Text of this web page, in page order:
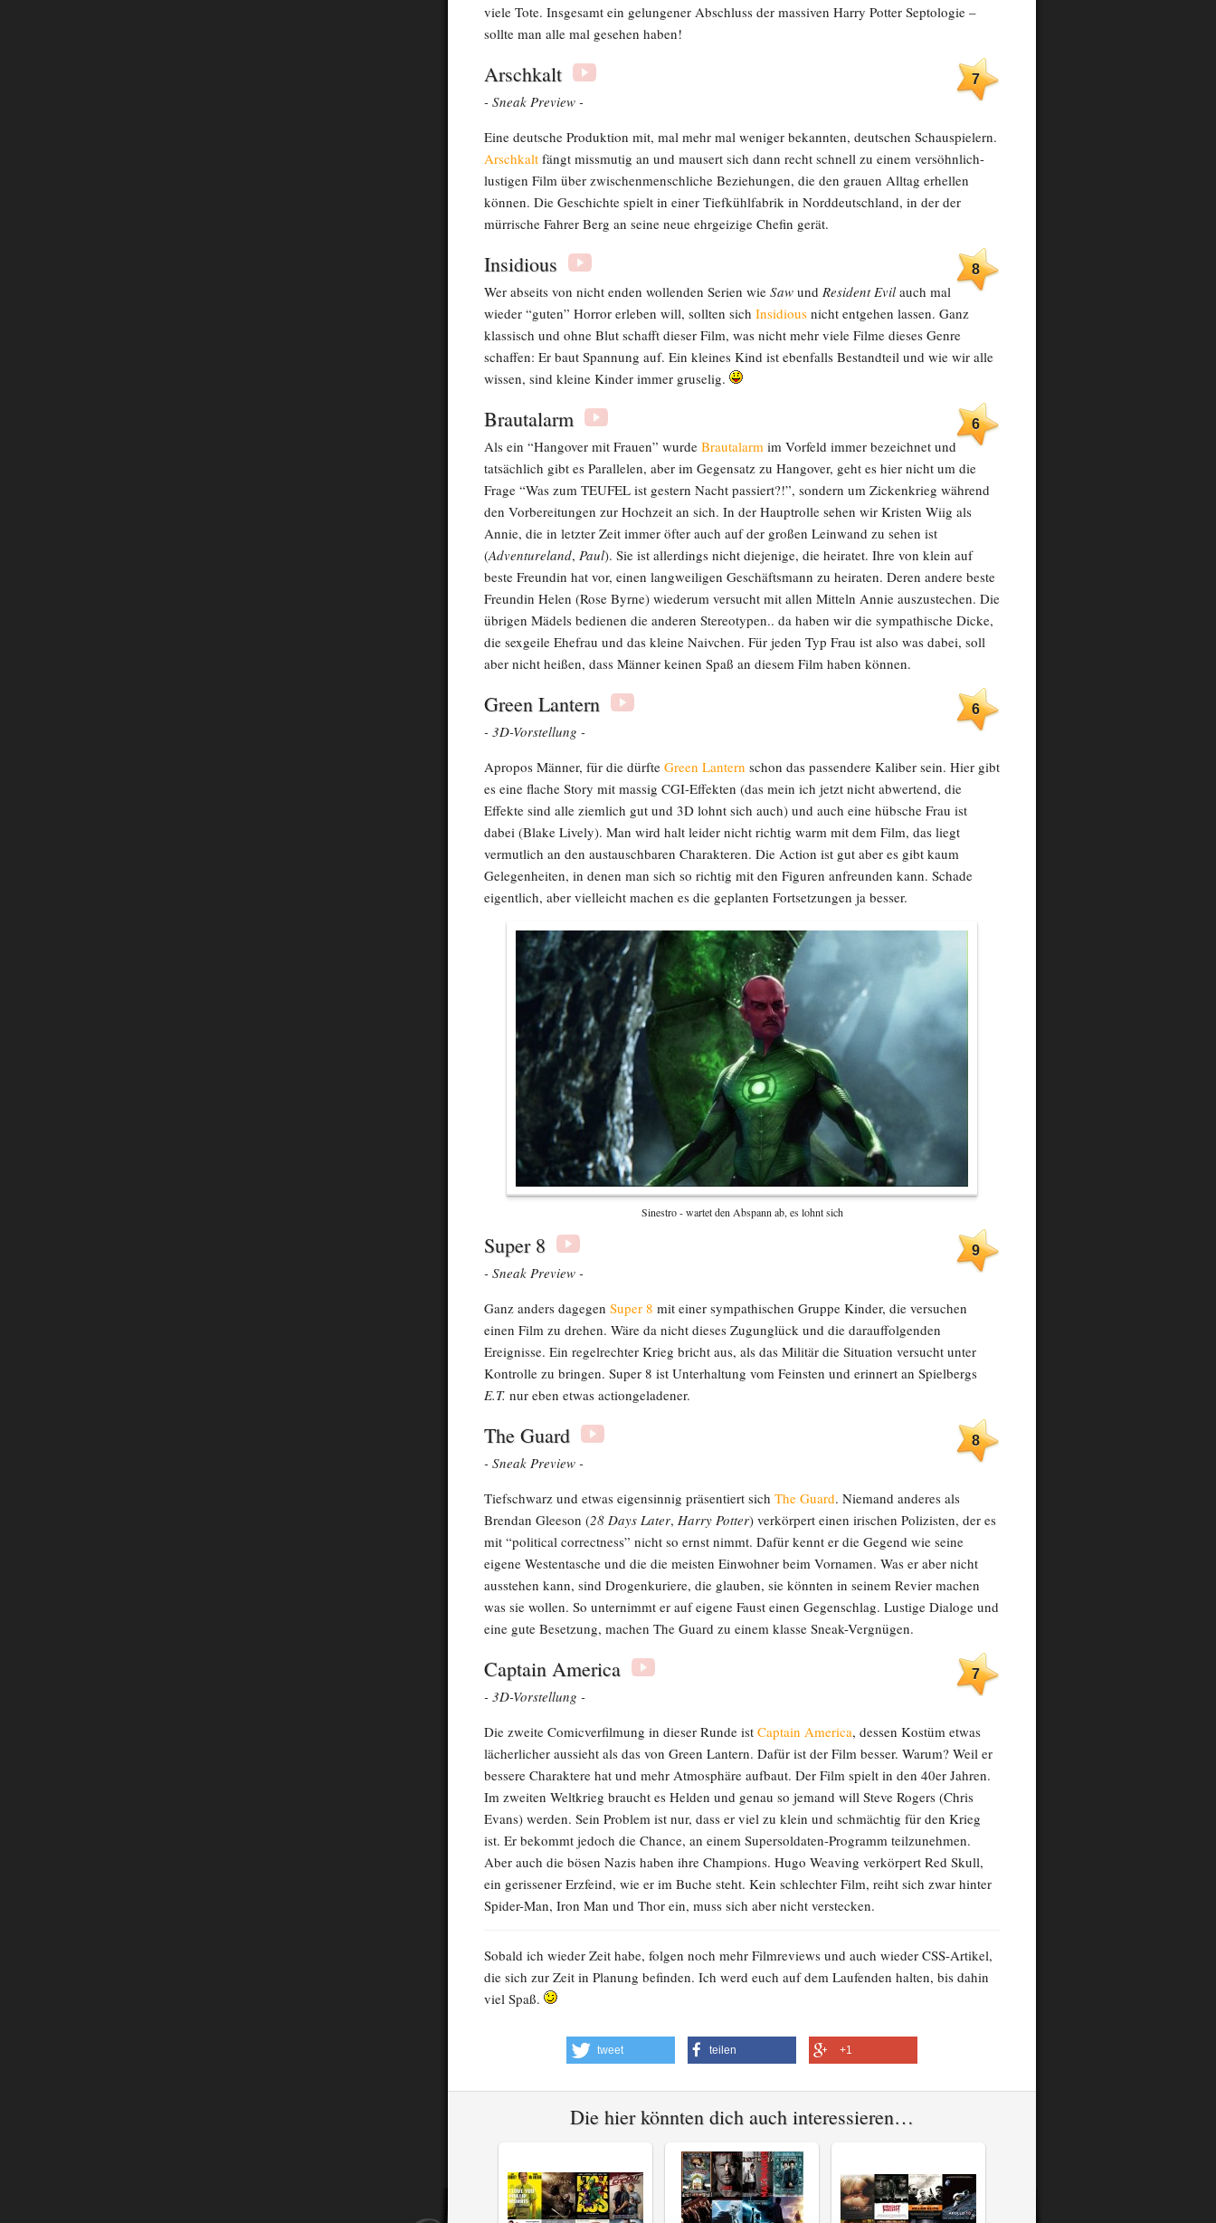
viele Tote. Insgesamt ein gelungener Abschluss der massiven Harry Potter Septologie –
sollte man alle mal gesehen haben!
Arschkalt 7
- Sneak Preview -
Eine deutsche Produktion mit, mal mehr mal weniger bekannten, deutschen Schauspielern.
Arschkalt fängt missmutig an und mausert sich dann recht schnell zu einem versöhnlich-
lustigen Film über zwischenmenschliche Beziehungen, die den grauen Alltag erhellen
können. Die Geschichte spielt in einer Tiefkühlfabrik in Norddeutschland, in der der
mürrische Fahrer Berg an seine neue ehrgeizige Chefin gerät.
Insidious 8
Wer abseits von nicht enden wollenden Serien wie Saw und Resident Evil auch mal
wieder “guten” Horror erleben will, sollten sich Insidious nicht entgehen lassen. Ganz
klassisch und ohne Blut schafft dieser Film, was nicht mehr viele Filme dieses Genre
schaffen: Er baut Spannung auf. Ein kleines Kind ist ebenfalls Bestandteil und wie wir alle
wissen, sind kleine Kinder immer gruselig.
Brautalarm 6
Als ein “Hangover mit Frauen” wurde Brautalarm im Vorfeld immer bezeichnet und
tatsächlich gibt es Parallelen, aber im Gegensatz zu Hangover, geht es hier nicht um die
Frage “Was zum TEUFEL ist gestern Nacht passiert?!”, sondern um Zickenkrieg während
den Vorbereitungen zur Hochzeit an sich. In der Hauptrolle sehen wir Kristen Wiig als
Annie, die in letzter Zeit immer öfter auch auf der großen Leinwand zu sehen ist
(Adventureland, Paul). Sie ist allerdings nicht diejenige, die heiratet. Ihre von klein auf
beste Freundin hat vor, einen langweiligen Geschäftsmann zu heiraten. Deren andere beste
Freundin Helen (Rose Byrne) wiederum versucht mit allen Mitteln Annie auszustechen. Die
übrigen Mädels bedienen die anderen Stereotypen.. da haben wir die sympathische Dicke,
die sexgeile Ehefrau und das kleine Naivchen. Für jeden Typ Frau ist also was dabei, soll
aber nicht heißen, dass Männer keinen Spaß an diesem Film haben können.
Green Lantern 6
- 3D-Vorstellung -
Apropos Männer, für die dürfte Green Lantern schon das passendere Kaliber sein. Hier gibt
es eine flache Story mit massig CGI-Effekten (das mein ich jetzt nicht abwertend, die
Effekte sind alle ziemlich gut und 3D lohnt sich auch) und auch eine hübsche Frau ist
dabei (Blake Lively). Man wird halt leider nicht richtig warm mit dem Film, das liegt
vermutlich an den austauschbaren Charakteren. Die Action ist gut aber es gibt kaum
Gelegenheiten, in denen man sich so richtig mit den Figuren anfreunden kann. Schade
eigentlich, aber vielleicht machen es die geplanten Fortsetzungen ja besser.
Sinestro - wartet den Abspann ab, es lohnt sich
Super 8 9
- Sneak Preview -
Ganz anders dagegen Super 8 mit einer sympathischen Gruppe Kinder, die versuchen
einen Film zu drehen. Wäre da nicht dieses Zugunglück und die darauffolgenden
Ereignisse. Ein regelrechter Krieg bricht aus, als das Militär die Situation versucht unter
Kontrolle zu bringen. Super 8 ist Unterhaltung vom Feinsten und erinnert an Spielbergs
E.T. nur eben etwas actiongeladener.
The Guard 8
- Sneak Preview -
Tiefschwarz und etwas eigensinnig präsentiert sich The Guard. Niemand anderes als
Brendan Gleeson (28 Days Later, Harry Potter) verkörpert einen irischen Polizisten, der es
mit “political correctness” nicht so ernst nimmt. Dafür kennt er die Gegend wie seine
eigene Westentasche und die die meisten Einwohner beim Vornamen. Was er aber nicht
ausstehen kann, sind Drogenkuriere, die glauben, sie könnten in seinem Revier machen
was sie wollen. So unternimmt er auf eigene Faust einen Gegenschlag. Lustige Dialoge und
eine gute Besetzung, machen The Guard zu einem klasse Sneak-Vergnügen.
Captain America 7
- 3D-Vorstellung -
Die zweite Comicverfilmung in dieser Runde ist Captain America, dessen Kostüm etwas
lächerlicher aussieht als das von Green Lantern. Dafür ist der Film besser. Warum? Weil er
bessere Charaktere hat und mehr Atmosphäre aufbaut. Der Film spielt in den 40er Jahren.
Im zweiten Weltkrieg braucht es Helden und genau so jemand will Steve Rogers (Chris
Evans) werden. Sein Problem ist nur, dass er viel zu klein und schmächtig für den Krieg
ist. Er bekommt jedoch die Chance, an einem Supersoldaten-Programm teilzunehmen.
Aber auch die bösen Nazis haben ihre Champions. Hugo Weaving verkörpert Red Skull,
ein gerissener Erzfeind, wie er im Buche steht. Kein schlechter Film, reiht sich zwar hinter
Spider-Man, Iron Man und Thor ein, muss sich aber nicht verstecken.
Sobald ich wieder Zeit habe, folgen noch mehr Filmreviews und auch wieder CSS-Artikel,
die sich zur Zeit in Planung befinden. Ich werd euch auf dem Laufenden halten, bis dahin
viel Spaß.
tweet teilen +1
Die hier könnten dich auch interessieren…